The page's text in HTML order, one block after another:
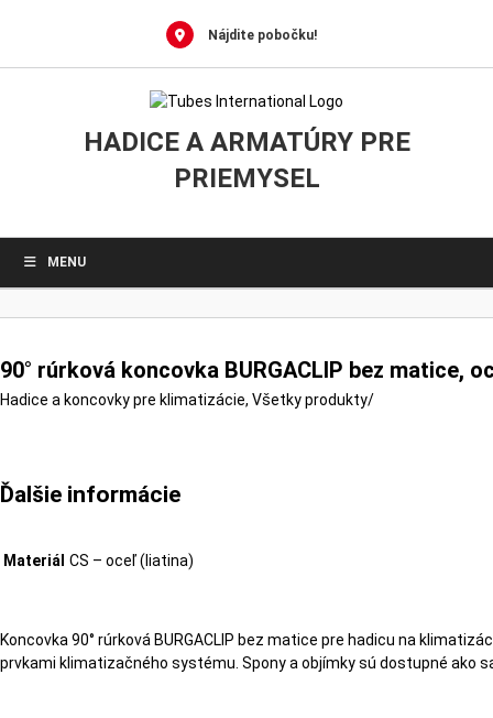
Nájdite pobočku!
HADICE A ARMATÚRY PRE
PRIEMYSEL
MENU
90° rúrková koncovka BURGACLIP bez matice,
Hadice a koncovky pre klimatizácie, Všetky produkty/
Ďalšie informácie
Materiál CS – oceľ (liatina)
Koncovka 90° rúrková BURGACLIP bez matice pre hadicu na
prvkami klimatizačného systému. Spony a objímky sú dostupné ako